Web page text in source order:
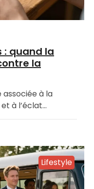
: quand la
la
associée à la
à l’éclat…
Lifestyle